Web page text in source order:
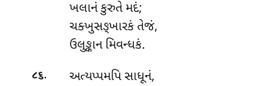
ખલાનં કુરુતે મદં;
ચક્ખુસઙ્ખારકં તેજં,
ઉલુઙ્કાન મિવન્ધકં.
૮૬. અત્યપ્પમપિસાધૂનં,